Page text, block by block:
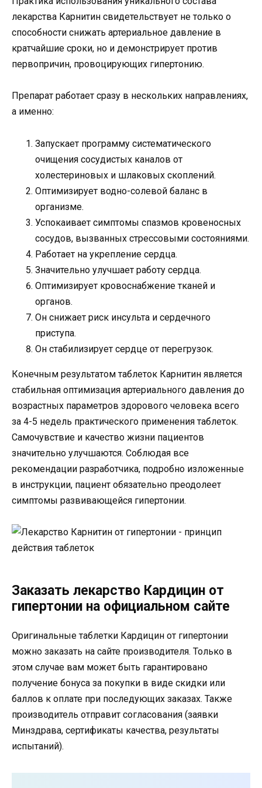
лекарства Карнитин свидетельствует не только о
способности снижать артериальное давление в
кратчайшие сроки, но и демонстрирует против
первопричин, провоцирующих гипертонию.
Препарат работает сразу в нескольких направлениях,
а именно:
Запускает программу систематического
очищения сосудистых каналов от
холестериновых и шлаковых скоплений.
Оптимизирует водно-солевой баланс в
организме.
Успокаивает симптомы спазмов кровеносных
сосудов, вызванных стрессовыми состояниями.
Работает на укрепление сердца.
Значительно улучшает работу сердца.
Оптимизирует кровоснабжение тканей и
органов.
Он снижает риск инсульта и сердечного
приступа.
Он стабилизирует сердце от перегрузок.
Конечным результатом таблеток Карнитин является
стабильная оптимизация артериального давления до
возрастных параметров здорового человека всего
за 4-5 недель практического применения таблеток.
Самочувствие и качество жизни пациентов
значительно улучшаются. Соблюдая все
рекомендации разработчика, подробно изложенные
в инструкции, пациент обязательно преодолеет
симптомы развивающейся гипертонии.
Заказать лекарство Кардицин от
гипертонии на официальном сайте
Оригинальные таблетки Кардицин от гипертонии
можно заказать на сайте производителя. Только в
этом случае вам может быть гарантировано
получение бонуса за покупки в виде скидки или
баллов к оплате при последующих заказах. Также
производитель отправит согласования (заявки
Минздрава, сертификаты качества, результаты
испытаний).